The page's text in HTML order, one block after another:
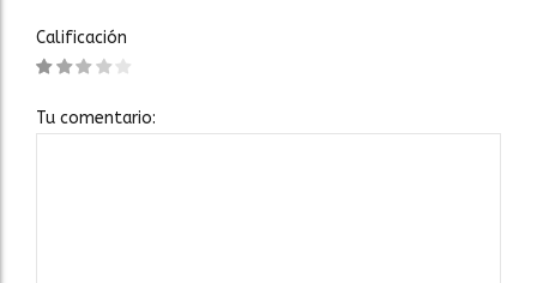
Calificación
Tu comentario: